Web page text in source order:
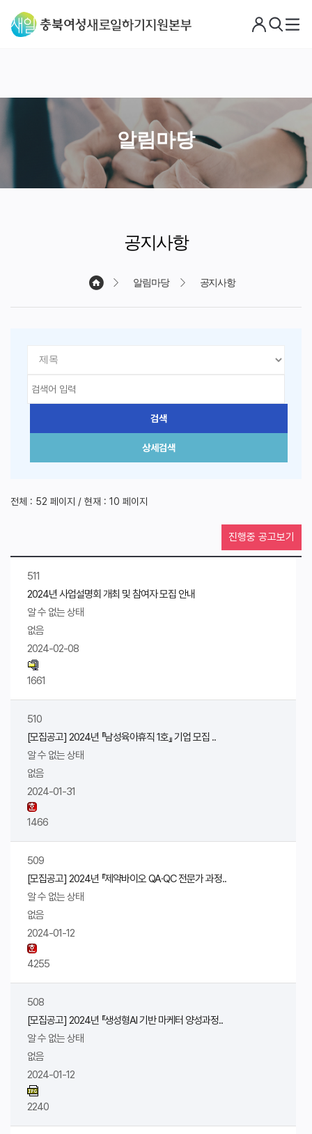
로
검
메
알림마당
공지사항
알림마당 공지사항
전체 : 52 페이지 / 현재 : 10 페이지
진행중 공고보기
511
2024년 사업설명회 개최 및 참여자 모집 안내
알 수 없는 상태
없음
2024-02-08
1661
510
[모집공고] 2024년 『남성육아휴직 1호』 기업 모집 ..
알 수 없는 상태
없음
2024-01-31
1466
509
[모집공고] 2024년 『제약바이오 QA·QC 전문가 과정..
알 수 없는 상태
없음
2024-01-12
4255
508
[모집공고] 2024년 『생성형AI 기반 마케터 양성과정..
알 수 없는 상태
없음
2024-01-12
2240